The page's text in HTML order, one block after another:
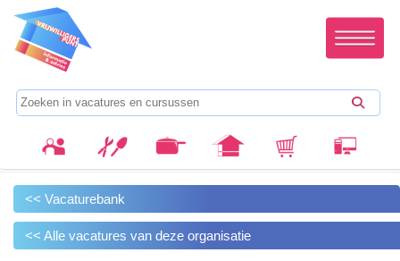
<< Vacaturebank
<< Alle vacatures van deze organisatie